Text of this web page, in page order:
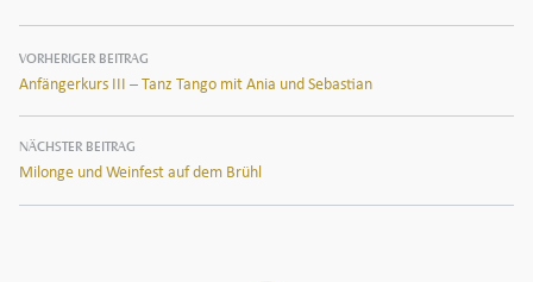
VORHERIGER BEITRAG
Anfängerkurs III – Tanz Tango mit Ania und Sebastian
NÄCHSTER BEITRAG
Milonge und Weinfest auf dem Brühl